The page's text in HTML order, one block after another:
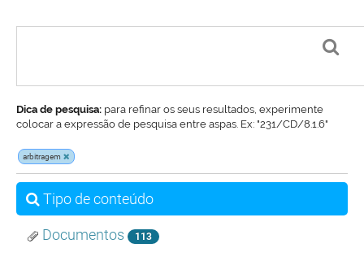
Dica de pesquisa: para refinar os seus resultados, experimente
colocar a expressão de pesquisa entre aspas. Ex: "231/CD/8.1.6"
arbitragem
Tipo de conteúdo
Documentos 113